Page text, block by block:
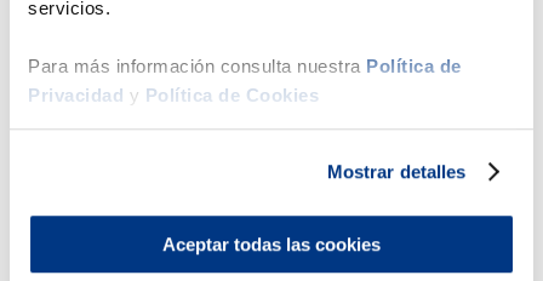
servicios.
Para más información consulta nuestra Política de
Privacidad y Política de Cookies
Mostrar detalles
Aceptar todas las cookies
Beautyrest Simmons
Cama Americana Beautysleep Erica Luxury Firm PT
King
AGREGAR AL CARRITO